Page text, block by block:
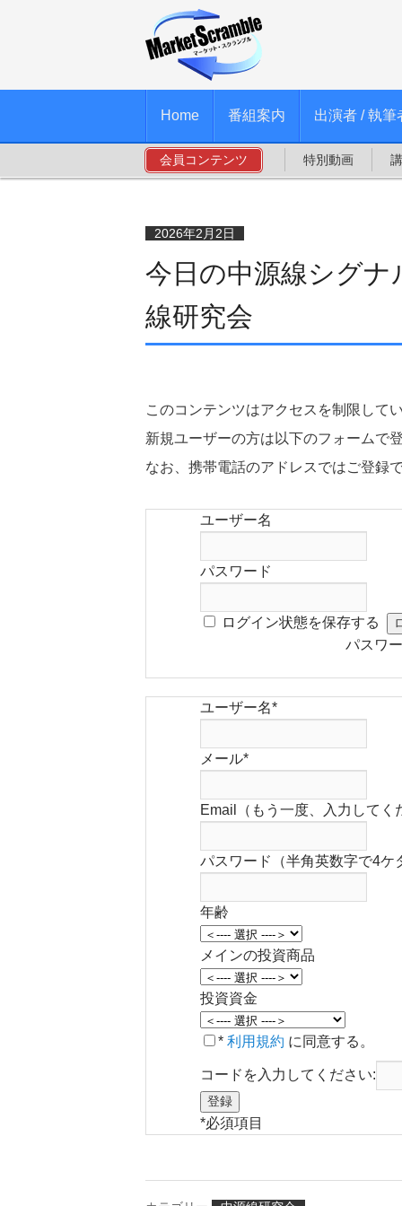
Home 番組案内 出演者 / 執筆
会員コンテンツ 特別動画
今日の中源線シグナ
線研究会
2026年2月2日
このコンテンツはアクセスを制限して
新規ユーザーの方は以下のフォームで
なお、携帯電話のアドレスではご登録で
ユーザー名
パスワード
ログイン状態を保存する
パスワ
ユーザー名*
メール*
Email（もう一度、入力してく
パスワード（半角英数字で4ケ
年齢
メインの投資商品
投資資金
* 利用規約 に同意する。
コードを入力してください:
*必須項目